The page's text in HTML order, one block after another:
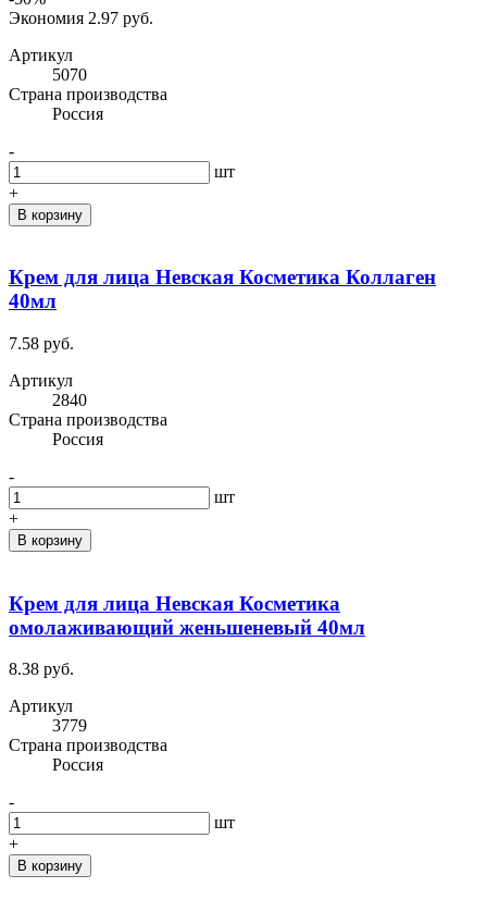
Экономия 2.97 руб.
Артикул
5070
Cтрана производства
Россия
-
шт
+
В корзину
Крем для лица Невская Косметика Коллаген
40мл
7.58 руб.
Артикул
2840
Cтрана производства
Россия
-
шт
+
В корзину
Крем для лица Невская Косметика
омолаживающий женьшеневый 40мл
8.38 руб.
Артикул
3779
Cтрана производства
Россия
-
шт
+
В корзину